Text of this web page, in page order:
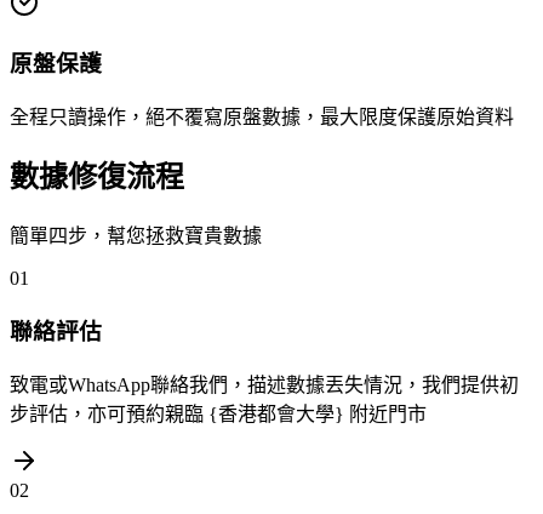
原盤保護
全程只讀操作，絕不覆寫原盤數據，最大限度保護原始資料
數據修復流程
簡單四步，幫您拯救寶貴數據
01
聯絡評估
致電或WhatsApp聯絡我們，描述數據丟失情況，我們提供初
步評估，亦可預約親臨 {香港都會大學} 附近門市
02